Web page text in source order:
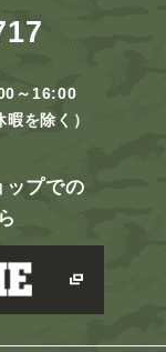
～16:00
を除く）
ップでの